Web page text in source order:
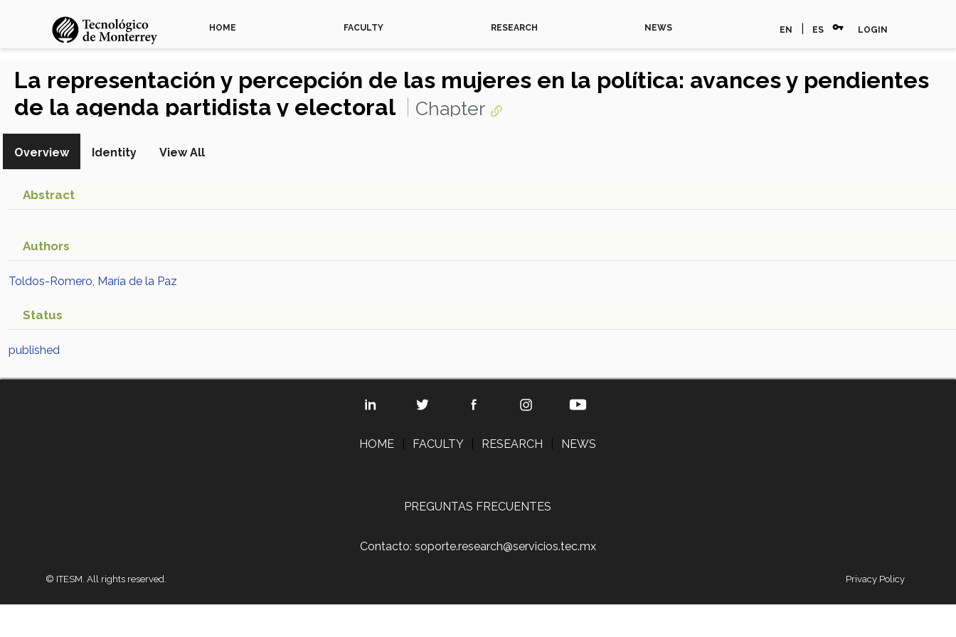
HOME FACULTY RESEARCH NEWS EN ES vpn_key LOGIN
La representación y percepción de las mujeres en la política: avances y pendientes
de la agenda partidista y electoral
Chapter
Overview Identity View All
Abstract
Authors
Toldos-Romero, María de la Paz
Status
published
HOME FACULTY RESEARCH NEWS
PREGUNTAS FRECUENTES
Contacto: soporte.research@servicios.tec.mx
© ITESM. All rights reserved. Privacy Policy